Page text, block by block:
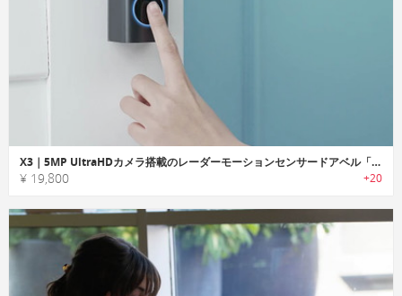
X3｜5MP UltraHDカメラ搭載のレーダーモーションセンサードアベル「X3」
¥ 19,800 +20